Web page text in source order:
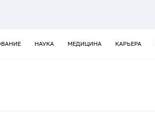
НАУКА МЕДИЦИНА КАРЬЕРА